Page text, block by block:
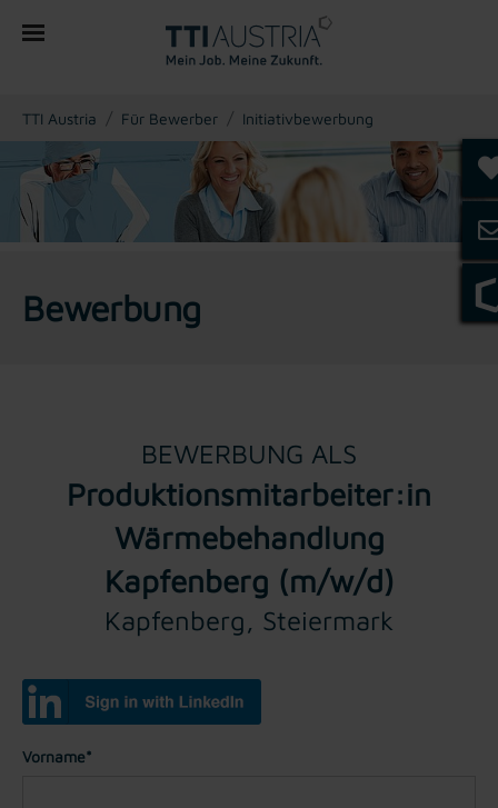
You are here:
TTI Austria Für Bewerber Initiativbewerbung
Bewerbung
BEWERBUNG ALS
Produktionsmitarbeiter:in
Wärmebehandlung
Kapfenberg (m/w/d)
Kapfenberg, Steiermark
Vorname*